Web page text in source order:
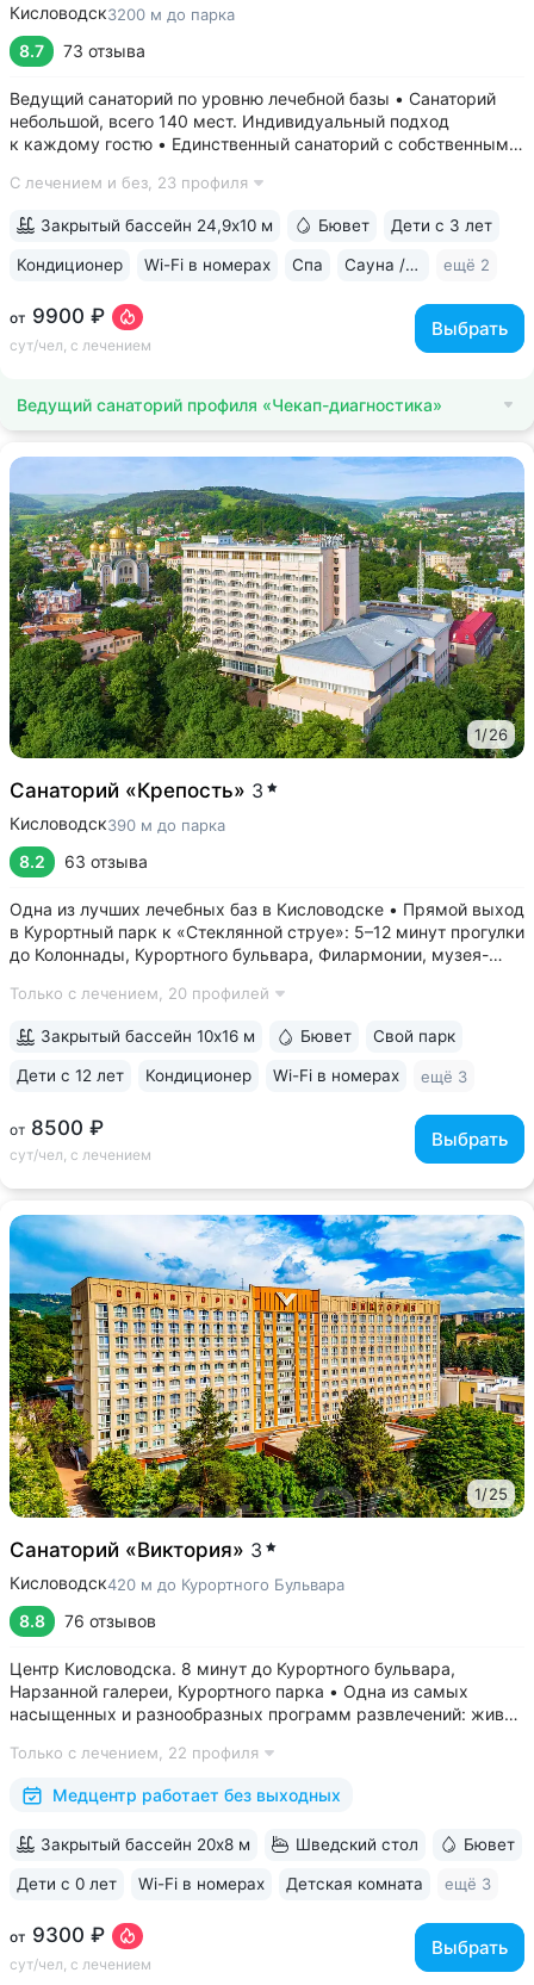
Кисловодск3200 м до парка
8.7 73 отзыва
Ведущий санаторий по уровню лечебной базы • Санаторий
небольшой, всего 140 мест. Индивидуальный подход
к каждому гостю • Единственный санаторий c собственными
комплекс CON-TREX (Германия) для диагностики
С лечением и без, 23 профиля
от 9900 ₽
сут/чел, с лечением
Выбрать
Закрытый бассейн 24,9х10 м Бювет Дети с 3 лет
Кондиционер Wi-Fi в номерах Спа Сауна / хаммам ещё 2
Ведущий санаторий профиля «Чекап-диагностика»
1/26
Санаторий «Крепость» 3
Кисловодск390 м до парка
8.2 63 отзыва
Одна из лучших лечебных баз в Кисловодске • Прямой выход
в Курортный парк к «Стеклянной струе»: 5–12 минут прогулки
до Колоннады, Курортного бульвара, Филармонии, музея-
курортов: «Ессентуки-4» и «Славяновская» (Железноводск).
Только с лечением, 20 профилей
от 8500 ₽
сут/чел, с лечением
Выбрать
Закрытый бассейн 10х16 м Бювет Свой парк
Дети с 12 лет Кондиционер Wi-Fi в номерах ещё 3
1/25
Санаторий «Виктория» 3
Кисловодск420 м до Курортного Бульвара
8.8 76 отзывов
Центр Кисловодска. 8 минут до Курортного бульвара,
Нарзанной галереи, Курортного парка • Одна из самых
насыщенных и разнообразных программ развлечений: живая
стендап, мастер-классы по рисованию «эбру» и танцам
(бачата, восточные танцы)....
Только с лечением, 22 профиля
Медцентр работает без выходных
от 9300 ₽
сут/чел, с лечением
Выбрать
Закрытый бассейн 20х8 м Шведский стол Бювет
Дети с 0 лет Wi-Fi в номерах Детская комната ещё 3